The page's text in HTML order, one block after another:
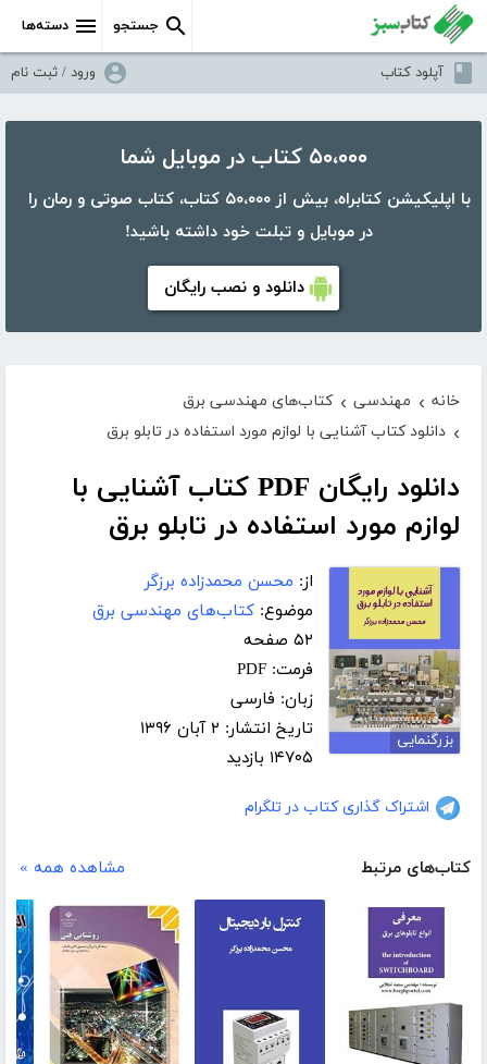
دسته‌ها جستجو
آپلود کتاب ورود / ثبت نام
۵۰،۰۰۰ کتاب در موبایل شما
با اپلیکیشن کتابراه، بیش از ۵۰،۰۰۰ کتاب، کتاب صوتی و رمان را
در موبایل و تبلت خود داشته باشید!
دانلود و نصب رایگان
خانه › مهندسی › کتاب‌های مهندسی برق
› دانلود کتاب آشنایی با لوازم مورد استفاده در تابلو برق
دانلود رایگان PDF کتاب آشنایی با
لوازم مورد استفاده در تابلو برق
بزرگنمایی
از: محسن محمدزاده برزگر
موضوع: کتاب‌های مهندسی برق
۵۲ صفحه
فرمت: PDF
زبان: فارسی
تاریخ انتشار: ۲ آبان ۱۳۹۶
۱۴۷۰۵ بازدید
اشتراک گذاری کتاب در تلگرام
کتاب‌های مرتبط مشاهده همه »